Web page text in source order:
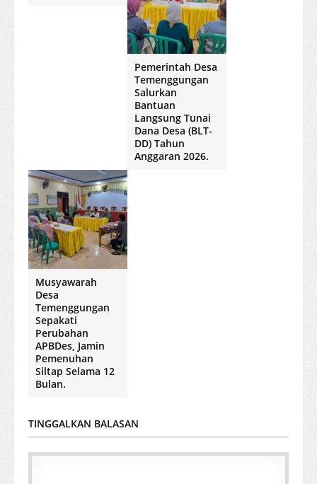
Pemerintah Desa
Temenggungan
Salurkan
Bantuan
Langsung Tunai
Dana Desa (BLT-
DD) Tahun
Anggaran 2026.
Musyawarah
Desa
Temenggungan
Sepakati
Perubahan
APBDes, Jamin
Pemenuhan
Siltap Selama 12
Bulan.
TINGGALKAN BALASAN